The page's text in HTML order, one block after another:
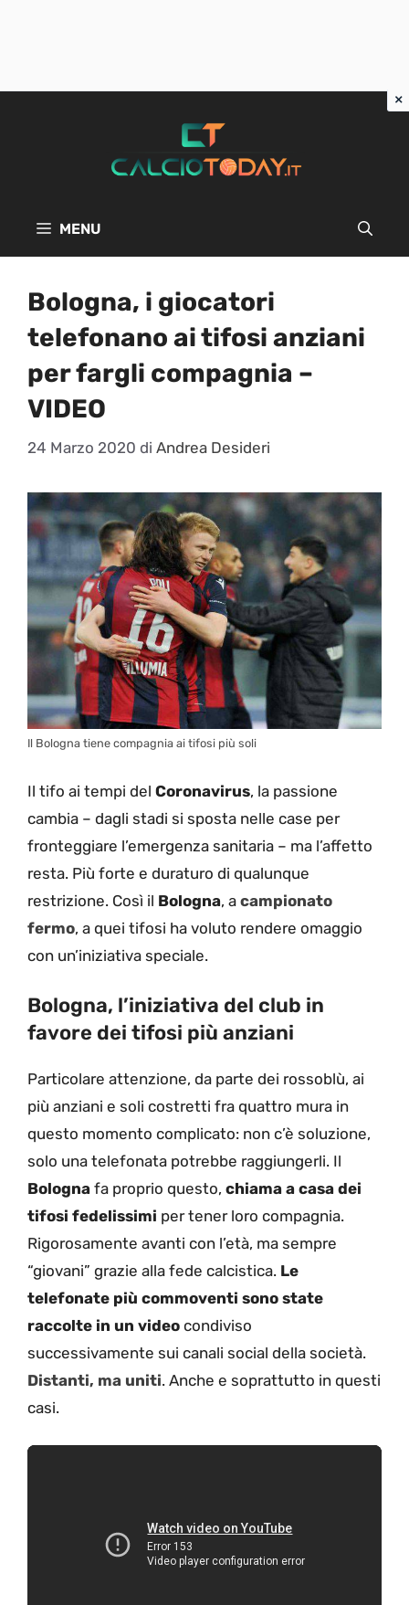
MENU
Bologna, i giocatori
telefonano ai tifosi anziani
per fargli compagnia –
VIDEO
24 Marzo 2020 di Andrea Desideri
Il Bologna tiene compagnia ai tifosi più soli
Il tifo ai tempi del Coronavirus, la passione
cambia – dagli stadi si sposta nelle case per
fronteggiare l’emergenza sanitaria – ma l’affetto
resta. Più forte e duraturo di qualunque
restrizione. Così il Bologna, a campionato
fermo, a quei tifosi ha voluto rendere omaggio
con un’iniziativa speciale.
Bologna, l’iniziativa del club in
favore dei tifosi più anziani
Particolare attenzione, da parte dei rossoblù, ai
più anziani e soli costretti fra quattro mura in
questo momento complicato: non c’è soluzione,
solo una telefonata potrebbe raggiungerli. Il
Bologna fa proprio questo, chiama a casa dei
tifosi fedelissimi per tener loro compagnia.
Rigorosamente avanti con l’età, ma sempre
“giovani” grazie alla fede calcistica. Le
telefonate più commoventi sono state
raccolte in un video condiviso
successivamente sui canali social della società.
Distanti, ma uniti. Anche e soprattutto in questi
casi.